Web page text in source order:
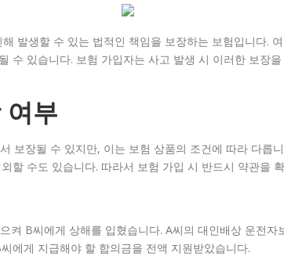
발생할 수 있는 법적인 책임을 보장하는 보험입니다.
수 있습니다. 보험 가입자는 사고 발생 시 이러한 보장
여부
보장될 수 있지만, 이는 보험 상품의 조건에 따라 다릅
할 수도 있습니다. 따라서 보험 가입 시 반드시 약관을
켜 B씨에게 상해를 입혔습니다. A씨의 대인배상 운전자
에게 지급해야 할 합의금을 전액 지원받았습니다.